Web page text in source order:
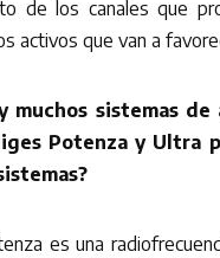
de los canales que
activos que van a
muchos sistemas
Potenza y Ultra
es una